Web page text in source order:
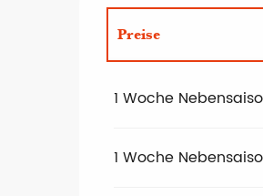
Preise
1 Woche
1 Woche